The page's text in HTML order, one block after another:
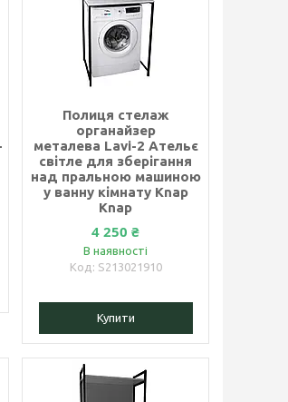
Полиця стелаж
органайзер
металева Lavi-2 Ательє
світле для зберігання
над пральною машиною
у ванну кімнату Knap
Knap
4 250 ₴
В наявності
S213021910
Купити